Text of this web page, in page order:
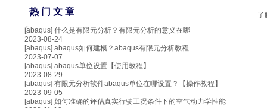
热 门 文 章
了
[abaqus] 什么是有限元分析？有限元分析的意义在哪
2023-08-24
[abaqus] abaqus如何建模？abaqus有限元分析教程
2023-07-07
[abaqus] abaqus单位设置【使用教程】
2023-08-29
[abaqus] 有限元分析软件abaqus单位在哪设置？【操作教程】
2023-09-05
[abaqus] 如何准确的评估真实行驶工况条件下的空气动力学性能